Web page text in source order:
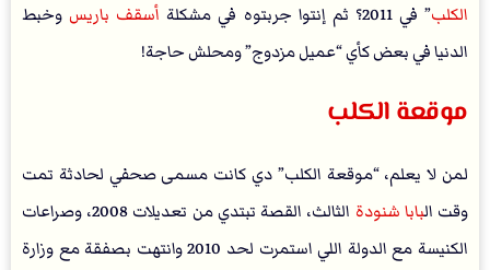
الكلب” في 2011؟ ثم إنتوا جربتوه في مشكلة أسقف باريس وخبط
الدنيا في بعض كأي “عميل مزدوج” ومحلش حاجة!
موقعة الكلب
لمن لا يعلم، “موقعة الكلب” دي كانت مسمى صحفي لحادثة تمت
وقت البابا شنودة
الثالث، القصة تبتدي من تعديلات 2008، وصراعات
الكنيسة مع الدولة اللي استمرت لحد 2010 وانتهت بصفقة مع وزارة